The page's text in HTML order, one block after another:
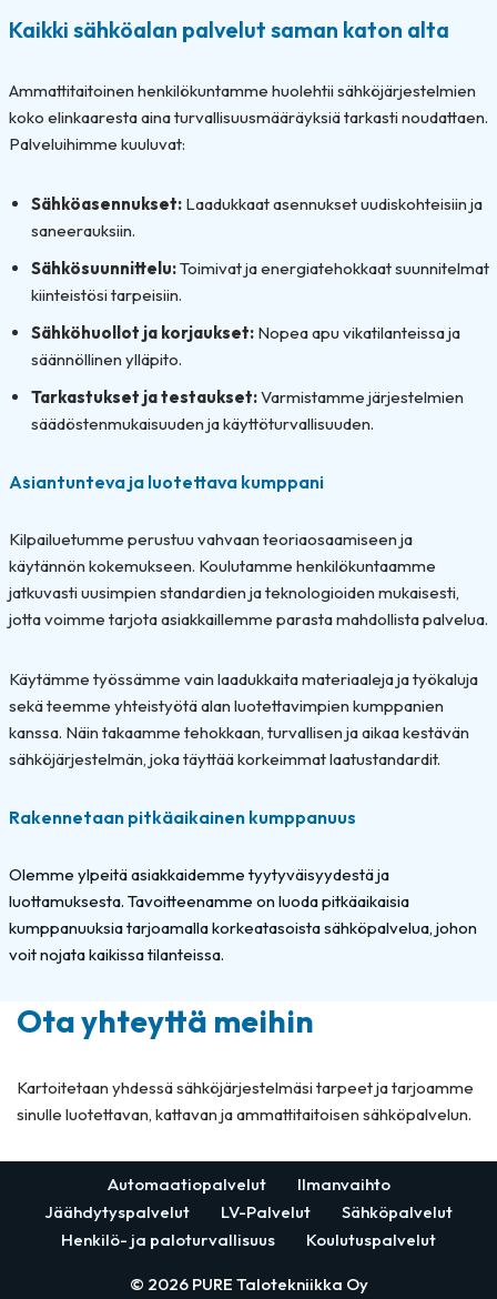
Kaikki sähköalan palvelut saman katon alta
Ammattitaitoinen henkilökuntamme huolehtii sähköjärjestelmien
koko elinkaaresta aina turvallisuusmääräyksiä tarkasti noudattaen.
Palveluihimme kuuluvat:
Sähköasennukset:Laadukkaat asennukset uudiskohteisiin ja
saneerauksiin.
Sähkösuunnittelu:Toimivat ja energiatehokkaat suunnitelmat
kiinteistösi tarpeisiin.
Sähköhuollot ja korjaukset:Nopea apu vikatilanteissa ja
säännöllinen ylläpito.
Tarkastukset ja testaukset:Varmistamme järjestelmien
säädöstenmukaisuuden ja käyttöturvallisuuden.
Asiantunteva ja luotettava kumppani
Kilpailuetumme perustuu vahvaan teoriaosaamiseen ja
käytännön kokemukseen. Koulutamme henkilökuntaamme
jatkuvasti uusimpien standardien ja teknologioiden mukaisesti,
jotta voimme tarjota asiakkaillemme parasta mahdollista palvelua.
Käytämme työssämme vain laadukkaita materiaaleja ja työkaluja
sekä teemme yhteistyötä alan luotettavimpien kumppanien
kanssa. Näin takaamme tehokkaan, turvallisen ja aikaa kestävän
sähköjärjestelmän, joka täyttää korkeimmat laatustandardit.
Rakennetaan pitkäaikainen kumppanuus
Olemme ylpeitä asiakkaidemme tyytyväisyydestä ja
luottamuksesta. Tavoitteenamme on luoda pitkäaikaisia
kumppanuuksia tarjoamalla korkeatasoista sähköpalvelua, johon
voit nojata kaikissa tilanteissa.
Ota yhteyttä meihin
Kartoitetaan yhdessä sähköjärjestelmäsi tarpeet ja tarjoamme
sinulle luotettavan, kattavan ja ammattitaitoisen sähköpalvelun.
Automaatiopalvelut
Ilmanvaihto
Jäähdytyspalvelut
LV-Palvelut
Sähköpalvelut
Henkilö- ja paloturvallisuus
Koulutuspalvelut
© 2026 PURE Talotekniikka Oy